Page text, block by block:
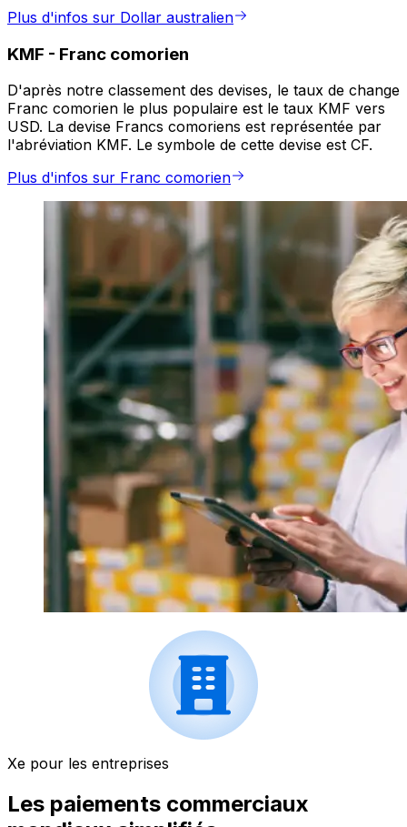
Plus d'infos sur Dollar australien
KMF - Franc comorien
D'après notre classement des devises, le taux de change
Franc comorien le plus populaire est le taux KMF vers
USD. La devise Francs comoriens est représentée par
l'abréviation KMF. Le symbole de cette devise est CF.
Plus d'infos sur Franc comorien
Xe pour les entreprises
Les paiements commerciaux